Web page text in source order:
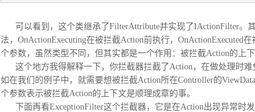
可以看到，这个类继承了FilterAttribute并实现了IActionFilter。
法，OnActionExecuting在被拦截Action前执行，OnActionExecuted
个参数，虽然类型不同，但其实都是一个作用：被拦截Action的上下
这个地方我得解释一下，你拦截器拦截了Action，在做处理时难
如在我们的例子中，就需要想被拦截Action所在Controller的
个参数表示被拦截Action的上下文是顺理成章的事。
下面再看ExceptionFilter这个拦截器，它是在Action出现异常时发